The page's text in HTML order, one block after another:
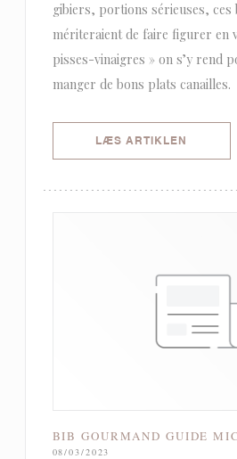
gibiers, portions sérieuses, ces
mériteraient de faire figurer en
pisses-vinaigres » on s’y rend
manger de bons plats canailles.
LÆS ARTIKLEN
BIB GOURMAND GUIDE
08/03/2023